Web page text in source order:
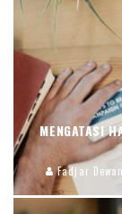
MENGATASI
Fadjar